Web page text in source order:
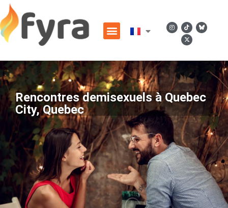
Rencontres demisexuels à Quebec
City, Quebec